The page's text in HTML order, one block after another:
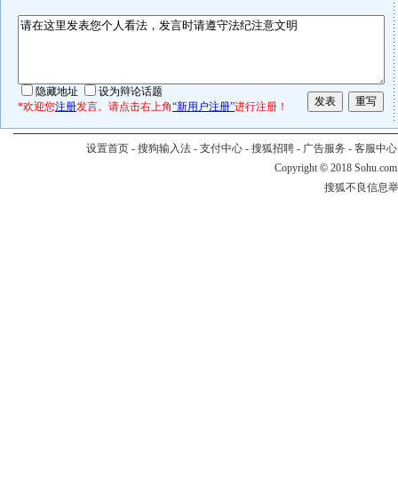
隐藏地址
设为辩论话题
*欢迎您注册发言。请点击右上角“新用户注册”进行注册！
设置首页- 搜狗输入法- 支付中心- 搜狐招聘- 广告服务 - 客服中心
Copyright © 2018
搜狐不良信息